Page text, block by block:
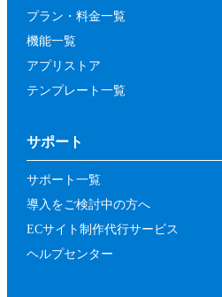
プラン・料金一覧
機能一覧
アプリストア
テンプレート一覧
サポート
サポート一覧
導入をご検討中の方へ
ECサイト制作代行サービス
ヘルプセンター